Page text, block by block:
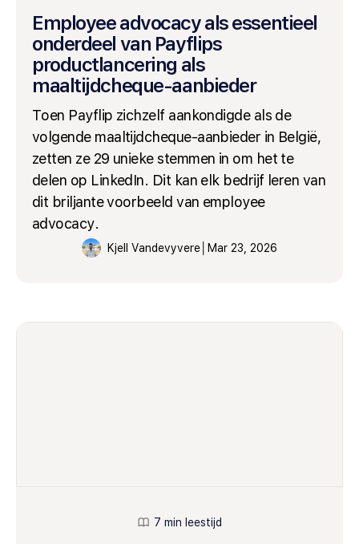
Employee advocacy als essentieel
onderdeel van Payflips
productlancering als
maaltijdcheque-aanbieder
Toen Payflip zichzelf aankondigde als de
volgende maaltijdcheque-aanbieder in België,
zetten ze 29 unieke stemmen in om het te
delen op LinkedIn. Dit kan elk bedrijf leren van
dit briljante voorbeeld van employee
advocacy.
Kjell Vandevyvere Mar 23, 2026
7 min leestijd